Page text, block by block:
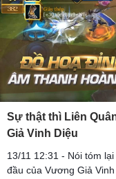
Sự thật thì Liên
Giả Vinh Diệu
13/11 12:31 - Nói tóm
đầu của Vương Giả